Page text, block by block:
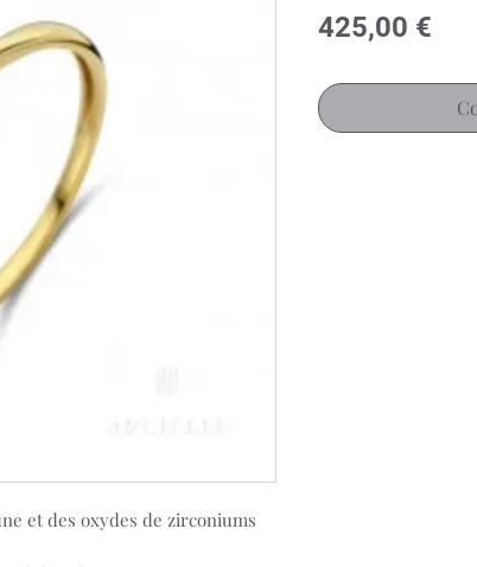
et des oxydes de zirconiums
425,00 €